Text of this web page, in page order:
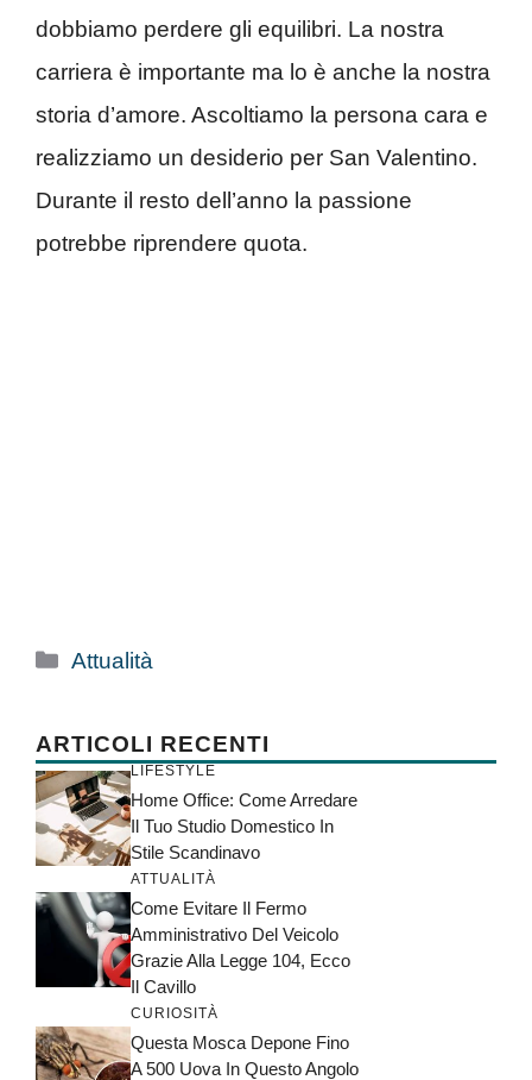
dobbiamo perdere gli equilibri. La nostra
carriera è importante ma lo è anche la nostra
storia d’amore. Ascoltiamo la persona cara e
realizziamo un desiderio per San Valentino.
Durante il resto dell’anno la passione
potrebbe riprendere quota.
Categorie
Attualità
ARTICOLI RECENTI
LIFESTYLE
Home Office: Come Arredare
Il Tuo Studio Domestico In
Stile Scandinavo
ATTUALITÀ
Come Evitare Il Fermo
Amministrativo Del Veicolo
Grazie Alla Legge 104, Ecco
Il Cavillo
CURIOSITÀ
Questa Mosca Depone Fino
A 500 Uova In Questo Angolo